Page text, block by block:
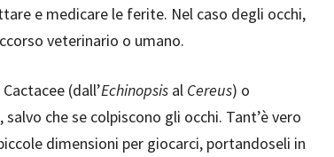
e medicare le ferite. Nel caso degli occhi,
veterinario o umano.
(dall’Echinopsis al Cereus) o
che se colpiscono gli occhi. Tant’è vero
dimensioni per giocarci, portandoseli in